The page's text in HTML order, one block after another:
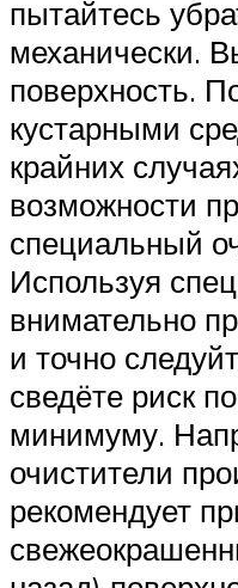
пытайтесь
механически.
поверхность.
кустарными
крайних
возможности
специальный
Используя
внимательно
и точно
сведёте риск
минимуму.
очистители
рекомендует